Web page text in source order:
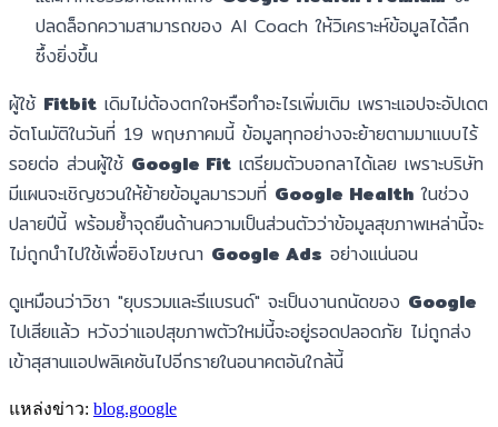
ปลดล็อกความสามารถของ AI Coach ให้วิเคราะห์ข้อมูลได้ลึก
ซึ้งยิ่งขึ้น
ผู้ใช้ Fitbit เดิมไม่ต้องตกใจหรือทำอะไรเพิ่มเติม เพราะแอปจะอัปเดต
อัตโนมัติในวันที่ 19 พฤษภาคมนี้ ข้อมูลทุกอย่างจะย้ายตามมาแบบไร้
รอยต่อ ส่วนผู้ใช้ Google Fit เตรียมตัวบอกลาได้เลย เพราะบริษัท
มีแผนจะเชิญชวนให้ย้ายข้อมูลมารวมที่ Google Health ในช่วง
ปลายปีนี้ พร้อมย้ำจุดยืนด้านความเป็นส่วนตัวว่าข้อมูลสุขภาพเหล่านี้จะ
ไม่ถูกนำไปใช้เพื่อยิงโฆษณา Google Ads อย่างแน่นอน
ดูเหมือนว่าวิชา "ยุบรวมและรีแบรนด์" จะเป็นงานถนัดของ Google
ไปเสียแล้ว หวังว่าแอปสุขภาพตัวใหม่นี้จะอยู่รอดปลอดภัย ไม่ถูกส่ง
เข้าสุสานแอปพลิเคชันไปอีกรายในอนาคตอันใกล้นี้
แหล่งข่าว: blog.google